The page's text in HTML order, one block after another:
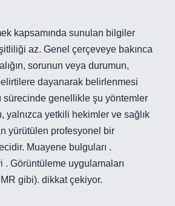
kapsamında sunulan bilgiler
az. Genel çerçeveye bakınca
sorunun veya durumun,
dayanarak belirlenmesi
sürecinde genellikle şu yöntemler
yalnızca yetkili hekimler ve sağlık
yürütülen profesyonel bir
Muayene bulguları .
. Görüntüleme uygulamaları
gibi). dikkat çekiyor.